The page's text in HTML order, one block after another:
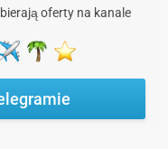
oferty na kanale